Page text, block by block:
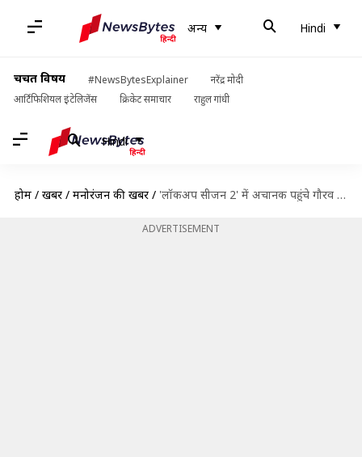
अन्य Hindi
चर्चित विषय #NewsBytesExplainer
नरेंद्र मोदी
आर्टिफिशियल इंटेलिजेंस
क्रिकेट समाचार राहुल गांधी
Hindi
होम / खबरें / मनोरंजन की खबरें / 'लॉकअप सीजन 2' में अचानक पहुंचे गौरव खन्ना, पत्नी आकांक्षा से बोले- बैंड बजा दी
ADVERTISEMENT